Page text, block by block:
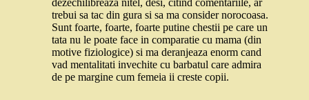
trebui sa tac din gura si sa ma consider norocoasa.
Sunt foarte, foarte, foarte putine chestii pe care un
tata nu le poate face in comparatie cu mama (din
motive fiziologice) si ma deranjeaza enorm cand
vad mentalitati invechite cu barbatul care admira
de pe margine cum femeia ii creste copii.